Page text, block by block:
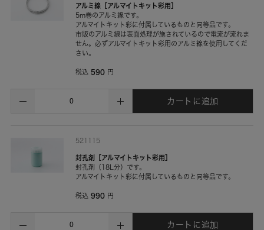
アルミ線［アルマイトキット彩用］
5m巻のアルミ線です。
アルマイトキット彩に付属しているものと同等品です。
市販のアルミ線は表面処理が施されているので電流が流れま
せん。必ずアルマイトキット彩用のアルミ線を使用してくだ
さい。
税込 590 円
カートに追加
521115
封孔剤［アルマイトキット彩用］
封孔剤（18L分）です。
アルマイトキット彩に付属しているものと同等品です。
税込 990 円
カートに追加